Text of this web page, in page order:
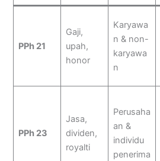
PPh 21
Gaji,
upah,
honor
Karyawa
n & non-
karyawa
n
PPh 23
Jasa,
dividen,
royalti
Perusaha
an &
individu
penerima